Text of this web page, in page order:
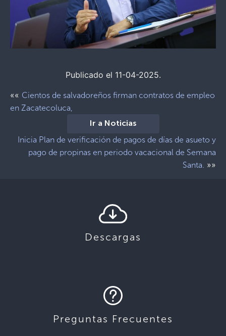
Publicado el 11-04-2025.
«« Cientos de salvadoreños firman contratos de empleo
en Zacatecoluca,
Ir a Noticias
Inicia Plan de verificación de pagos de días de asueto y
pago de propinas en periodo vacacional de Semana
Santa. »»
Descargas
Preguntas Frecuentes